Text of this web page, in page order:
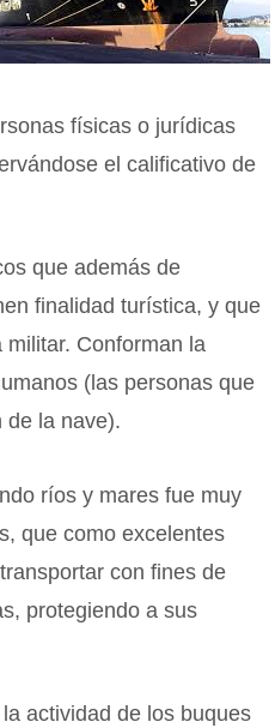
físicas o jurídicas
el calificativo de
que además de
finalidad turística, y que
Conforman la
(las personas que
de la nave).
ríos y mares fue muy
que como excelentes
con fines de
protegiendo a sus
actividad de los buques